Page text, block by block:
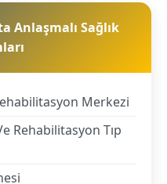
Anlaşmalı Sağlık
Merkezi
Rehabilitasyon Tıp